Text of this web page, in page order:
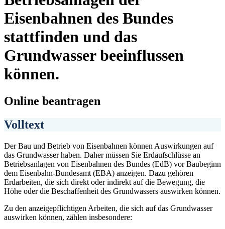
Eisenbahnen des Bundes
stattfinden und das
Grundwasser beeinflussen
können.
Online beantragen
Volltext
Der Bau und Betrieb von Eisenbahnen können Auswirkungen auf
das Grundwasser haben. Daher müssen Sie Erdaufschlüsse an
Betriebsanlagen von Eisenbahnen des Bundes (EdB) vor Baubeginn
dem Eisenbahn-Bundesamt (EBA) anzeigen. Dazu gehören
Erdarbeiten, die sich direkt oder indirekt auf die Bewegung, die
Höhe oder die Beschaffenheit des Grundwassers auswirken können.
Zu den anzeigepflichtigen Arbeiten, die sich auf das Grundwasser
auswirken können, zählen insbesondere: